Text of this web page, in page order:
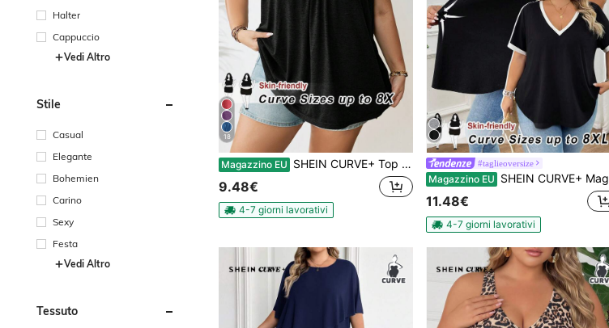
Halter
Cappuccio
Vedi Altro
Stile
Casual
Elegante
Bohemien
Carino
Sexy
Festa
Vedi Altro
Tessuto
18
Magazzino EU SHEIN CURVE+ Top a bretelle verde con scollo a V, vestibilità morbida, per taglie forti
9.48€
4-7 giorni lavorativi
#taglieoversize
Magazzino EU SHEIN CURVE+ Maglietta casual a maniche corte con scollo a V per donne taglia forte, schema di colori bianco e nero/Maglietta estiva per taglie forti/Campagna/Vacanza al mare/Mare/Abbigliamento da spiaggia
11.48€
4-7 giorni lavorativi